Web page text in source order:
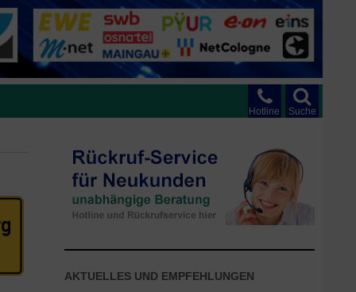
Suche
Hotline
AKTUELLES UND EMPFEHLUNGEN